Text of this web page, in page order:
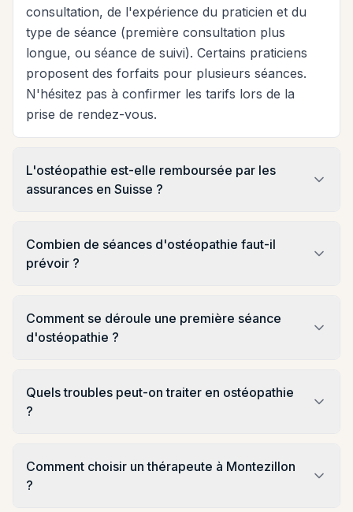
consultation, de l'expérience du praticien et du
type de séance (première consultation plus
longue, ou séance de suivi). Certains praticiens
proposent des forfaits pour plusieurs séances.
N'hésitez pas à confirmer les tarifs lors de la
prise de rendez-vous.
L'ostéopathie est-elle remboursée par les
assurances en Suisse ?
Combien de séances d'ostéopathie faut-il
prévoir ?
Comment se déroule une première séance
d'ostéopathie ?
Quels troubles peut-on traiter en ostéopathie
?
Comment choisir un thérapeute à Montezillon
?